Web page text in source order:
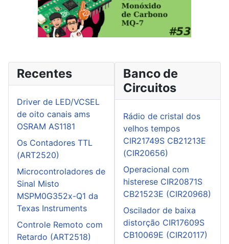
Recentes
Driver de LED/VCSEL
de oito canais ams
OSRAM AS1181
Os Contadores TTL
(ART2520)
Microcontroladores de
Sinal Misto
MSPM0G352x-Q1 da
Texas Instruments
Controle Remoto com
Retardo (ART2518)
Banco de
Circuitos
Rádio de cristal dos
velhos tempos
CIR21749S CB21213E
(CIR20656)
Operacional com
histerese CIR20871S
CB21523E (CIR20968)
Oscilador de baixa
distorção CIR17609S
CB10069E (CIR20117)